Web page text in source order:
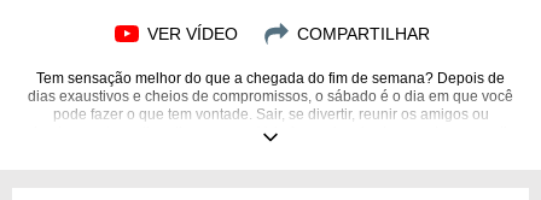
VER VÍDEO COMPARTILHAR
Tem sensação melhor do que a chegada do fim de semana? Depois de
dias exaustivos e cheios de compromissos, o sábado é o dia em que você
pode fazer o que tem vontade. Sair, se divertir, reunir os amigos ou
simplesmente curtir o dia em casa. Veja frases inspiradores sobre esse dia